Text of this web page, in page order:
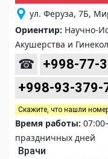
ул. Феруза, 7Б,
Ориентир: Научно-
Акушерства и
☎
+998-77-
+998-93-379-
Скажите, что нашли
Время работы:
праздничных дней
Врачи